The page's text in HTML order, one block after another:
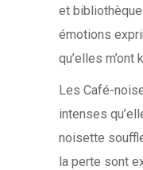
et
émotions
qu’elles m’ont
Les Café-
intenses
noisette
la perte sont